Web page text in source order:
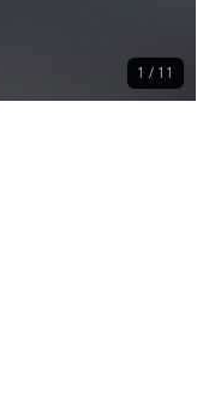
1 / 11